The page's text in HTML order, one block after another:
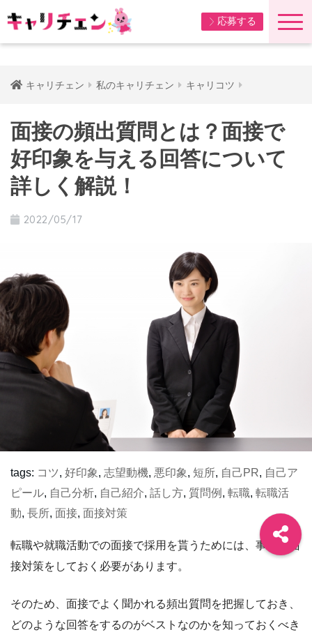
応募する
キャリチェン 私のキャリチェン キャリコツ
面接の頻出質問とは？面接で
好印象を与える回答について
詳しく解説！
2022/05/17
tags: コツ, 好印象, 志望動機, 悪印象, 短所, 自己PR, 自己ア
ピール, 自己分析, 自己紹介, 話し方, 質問例 , 転職, 転職活
動, 長所, 面接, 面接対策
転職や就職活動での面接で採用を貰うためには、事前に面
接対策をしておく必要があります。
そのため、面接でよく聞かれる頻出質問を把握しておき、
どのような回答をするのがベストなのかを知っておくべき